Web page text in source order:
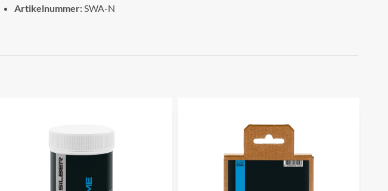
Artikelnummer:SWA-N